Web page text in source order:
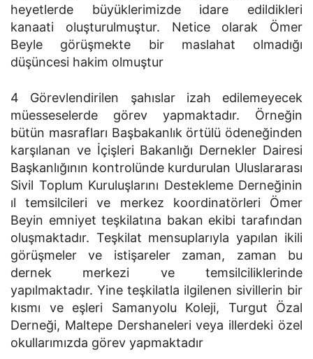
heyetlerde büyüklerimizde idare edildikleri
kanaati oluşturulmuştur. Netice olarak Ömer
Beyle görüşmekte bir maslahat olmadığı
düşüncesi hakim olmuştur
4 Görevlendirilen şahıslar izah edilemeyecek
müesseselerde görev yapmaktadır. Örneğin
bütün masrafları Başbakanlık örtülü ödeneğinden
karşılanan ve İçişleri Bakanlığı Dernekler Dairesi
Başkanlığının kontrolünde kurdurulan Uluslararası
Sivil Toplum Kuruluşlarını Destekleme Derneğinin
ıl temsilcileri ve merkez koordinatörleri Ömer
Beyin emniyet teşkilatına bakan ekibi tarafından
oluşmaktadır. Teşkilat mensuplarıyla yapılan ikili
görüşmeler ve istişareler zaman, zaman bu
dernek merkezi ve temsilciliklerinde
yapılmaktadır. Yine teşkilatla ilgilenen sivillerin bir
kısmı ve eşleri Samanyolu Koleji, Turgut Özal
Derneği, Maltepe Dershaneleri veya illerdeki özel
okullarımızda görev yapmaktadır